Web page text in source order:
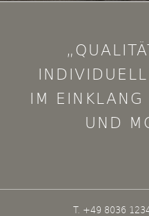
​IM
UND
T. +49 8036